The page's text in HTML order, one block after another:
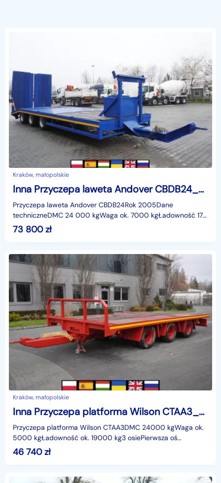
Kraków, małopolskie
Inna Przyczepa laweta Andover CBDB24_244329
Przyczepa laweta Andover CBDB24Rok 2005Dane
techniczneDMC 24 000 kgWaga ok. 7000 kgŁadowność 17
000 kgOpony 215/75 R 17.5Zawieszenie
pneumatyczneWymiary platfor
73 800zł
Kraków, małopolskie
Inna Przyczepa platforma Wilson CTAA3_243940
Przyczepa platforma Wilson CTAA3DMC 24000 kgWaga ok.
5000 kgŁadowność ok. 19000 kg3 osiePierwsza oś
podnoszonaZawieszenie pneumatyczneHamulce
bębnoweMocowania p
46 740zł